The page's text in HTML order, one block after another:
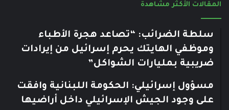
المقالات الأكثر مشاهدة
سلطة الضرائب: “تصاعد هجرة الأطباء
وموظفي الهايتك يحرم إسرائيل من إيرادات
ضريبية بمليارات الشواكل”
مسؤول إسرائيلي: الحكومة اللبنانية وافقت
على وجود الجيش الإسرائيلي داخل أراضيها